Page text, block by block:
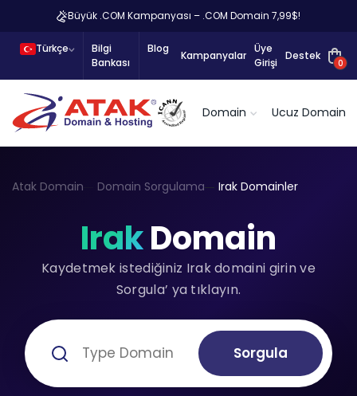
Büyük .COM Kampanyası – .COM Domain 7,99$!
Türkçe
Bilgi
Bankası
Blog
Kampanyalar
Üye
Girişi
Destek
0
Domain Ucuz Domain
Atak Domain Domain Sorgulama Irak Domainler
IrakDomain
Kaydetmek istediğiniz Irak domaini girin ve
Sorgula’ ya tıklayın.
Sorgula